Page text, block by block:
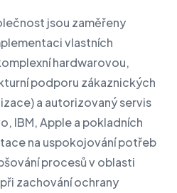
jsou zaměřeny
vlastních
hardwarovou,
podporu zákaznických
a autorizovaný servis
IBM, Apple a pokladních
na uspokojování potřeb
procesů v oblasti
zachování ochrany